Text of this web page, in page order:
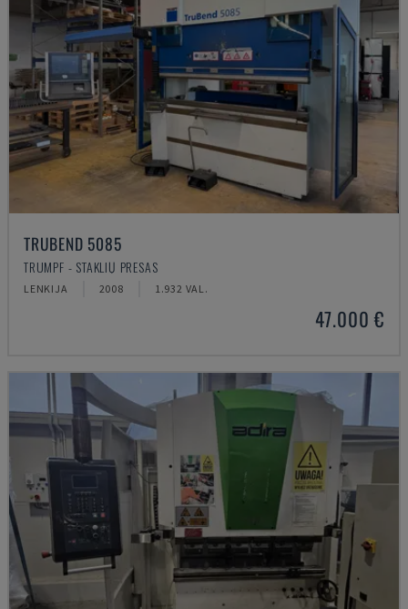
TRUBEND 5085
TRUMPF - STAKLIŲ PRESAS
LENKIJA 2008 1.932 VAL.
47.000 €